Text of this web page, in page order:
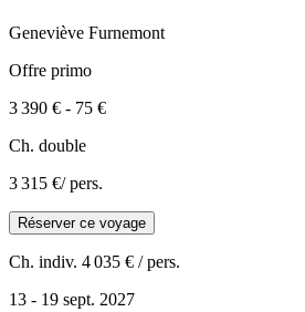
Geneviève Furnemont
Offre primo
3 390 € - 75 €
Ch. double
3 315 €/ pers.
Réserver ce voyage
Ch. indiv. 4 035 € / pers.
13 - 19 sept. 2027